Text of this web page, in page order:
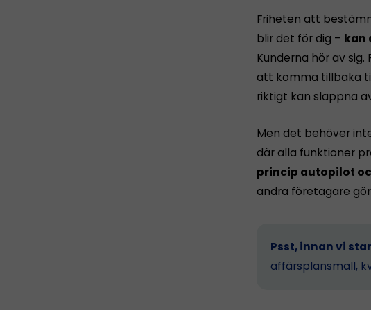
Friheten att
blir det för dig – kan
Kunderna hör av
att komma tillbaka
riktigt kan slappna
Men det behöver
där alla funktioner
princip autopilot
andra företagare
Psst, innan vi
affärsplansmall,